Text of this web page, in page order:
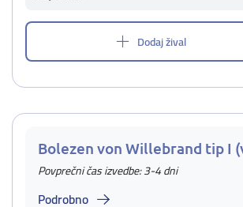
Dodaj žival
Bolezen von Willebrand tip I
Povprečni čas izvedbe: 3-4 dni
Podrobno